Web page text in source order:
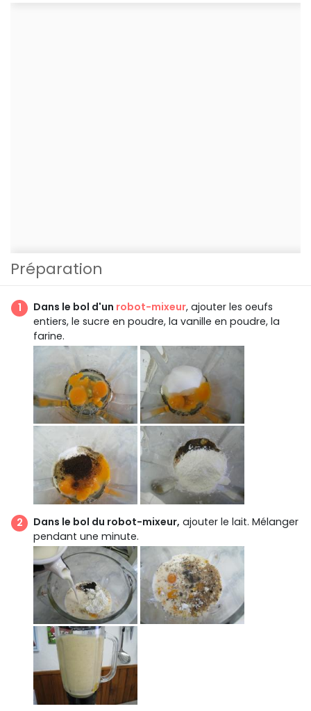
Préparation
Dans le bol d'un robot-mixeur, ajouter les oeufs
entiers, le sucre en poudre, la vanille en poudre, la
farine.
Dans le bol du robot-mixeur, ajouter le lait. Mélanger
pendant une minute.